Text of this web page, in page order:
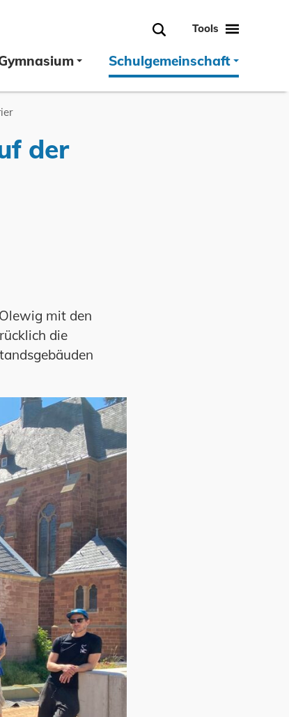
Tools
Schulgemeinschaft
der
mit den
die